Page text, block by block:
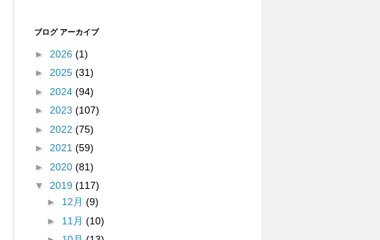
ブログ アーカイブ
► 2026 (1)
► 2025 (31)
► 2024 (94)
► 2023 (107)
► 2022 (75)
► 2021 (59)
► 2020 (81)
▼ 2019 (117)
► 12月 (9)
► 11月 (10)